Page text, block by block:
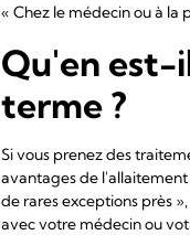
« Chez le médecin ou à
Qu'en est-
terme ?
Si vous prenez des
avantages de
de rares exceptions près
avec votre médecin ou